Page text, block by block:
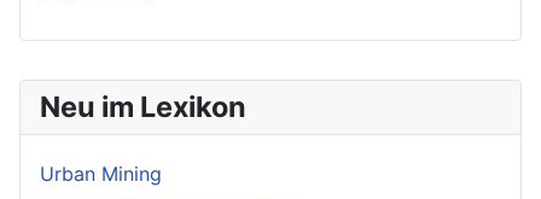
Neu im Lexikon
Urban Mining